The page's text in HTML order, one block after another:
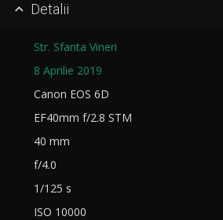
 Detalii
Str. Sfanta Vineri
8 Aprilie 2019
Canon EOS 6D
EF40mm f/2.8 STM
40 mm
f/4.0
1/125 s
ISO 10000